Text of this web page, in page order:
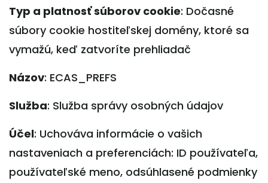
Typ a platnosť súborov cookie: Dočasné
súbory cookie hostiteľskej domény, ktoré sa
vymažú, keď zatvoríte prehliadač
Názov: ECAS_PREFS
Služba: Služba správy osobných údajov
Účel: Uchováva informácie o vašich
nastaveniach a preferenciách: ID používateľa,
používateľské meno, odsúhlasené podmienky